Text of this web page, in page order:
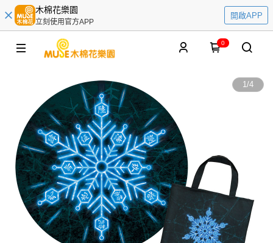
木棉花樂園
立刻使用官方APP
開啟APP
0
1/4